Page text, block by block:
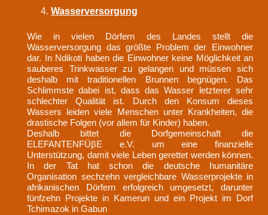
Wasserversorgung
Wie in vielen Dörfern des Landes stellt die
Wasserversorgung das größte Problem der Einwohner
dar. In Ndikoti haben die Einwohner keine Möglichkeit an
sauberes Trinkwasser zu gelangen und müssen sich
deshalb mit traditionellen Brunnen begnügen. Das
Schlimmste dabei ist, dass das Wasser letzterer sehr
schlechter Qualität ist. Durch den Konsum dieses
Wassers leiden viele Menschen unter Krankheiten, die
drastische Folgen (vor allem für Kinder) haben.
Deshalb bittet die Dorfgemeinschaft die
ELEFANTENFÜβE e.V. um eine finanzielle
Unterstützung, damit viele Leben gerettet werden können.
In der Tat hat schon die deutsche humanitäre
Organisation sechzehn vergleichbare Wasserprojekte in
afrikanischen Dörfern erfolgreich umgesetzt, darunter
fünfzehn Projekte in Kamerun und ein Projekt im Dorf
Tchimazok in Gabun